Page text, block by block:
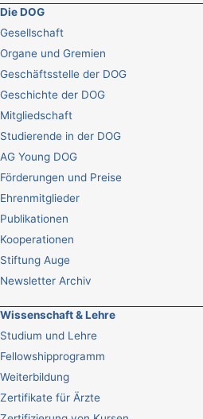
Die DOG
Gesellschaft
Organe und Gremien
Geschäftsstelle der DOG
Geschichte der DOG
Mitgliedschaft
Studierende in der DOG
AG Young DOG
Förderungen und Preise
Ehrenmitglieder
Publikationen
Kooperationen
Stiftung Auge
Newsletter Archiv
Wissenschaft & Lehre
Studium und Lehre
Fellowshipprogramm
Weiterbildung
Zertifikate für Ärzte